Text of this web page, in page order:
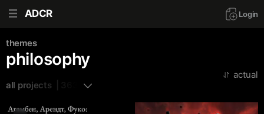
ADCR Login
themes
philosophy
all projects  | 363
actual